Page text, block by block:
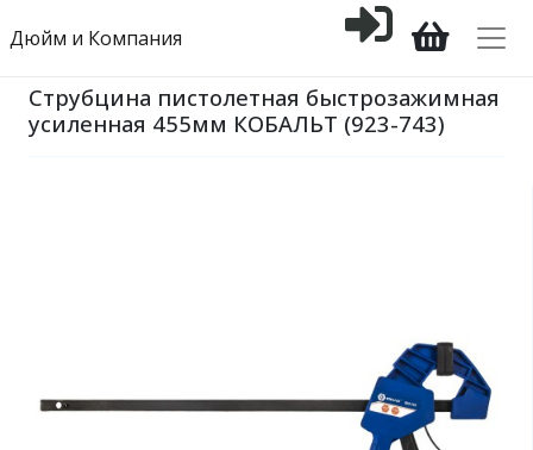
Дюйм и Компания
Струбцина пистолетная быстрозажимная
усиленная 455мм КОБАЛЬТ (923-743)